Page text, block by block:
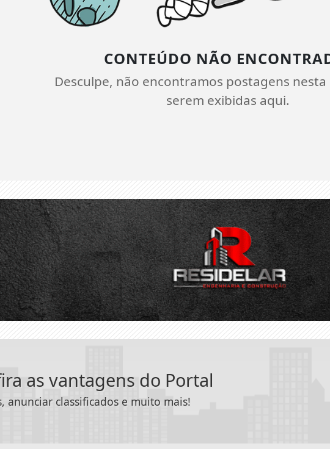
CONTEÚDO NÃO
Desculpe, não encontramos postagens nesta
serem exibidas aqui.
as vantagens do Portal
anunciar classificados e muito mais!